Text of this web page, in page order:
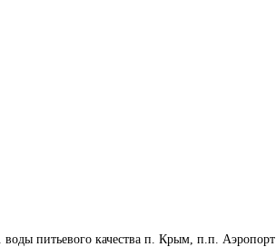
воды питьевого качества п. Крым, п.п. Аэропорт